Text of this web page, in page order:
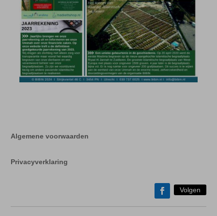
Algemene voorwaarden
Privacyverklaring
Volgen